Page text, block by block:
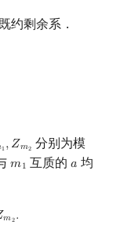
约剩余系．
1 ,𝑍𝑚2
1, Zm2 分别为模
𝑚1
m1 互质的𝑎
a 均
𝑚2.
2